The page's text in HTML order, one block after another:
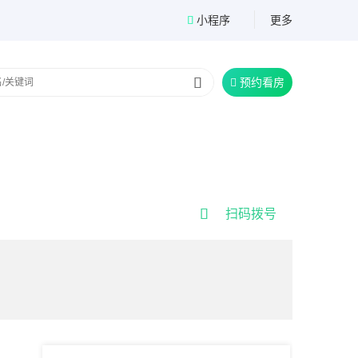
 小程序 更多
  预约看房
 扫码拨号